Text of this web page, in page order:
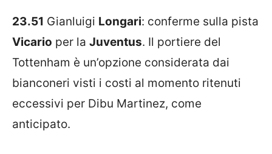
23.51 Gianluigi Longari: conferme sulla pista
Vicario per la Juventus. Il portiere del
Tottenham è un’opzione considerata dai
bianconeri visti i costi al momento ritenuti
eccessivi per Dibu Martinez, come
anticipato.